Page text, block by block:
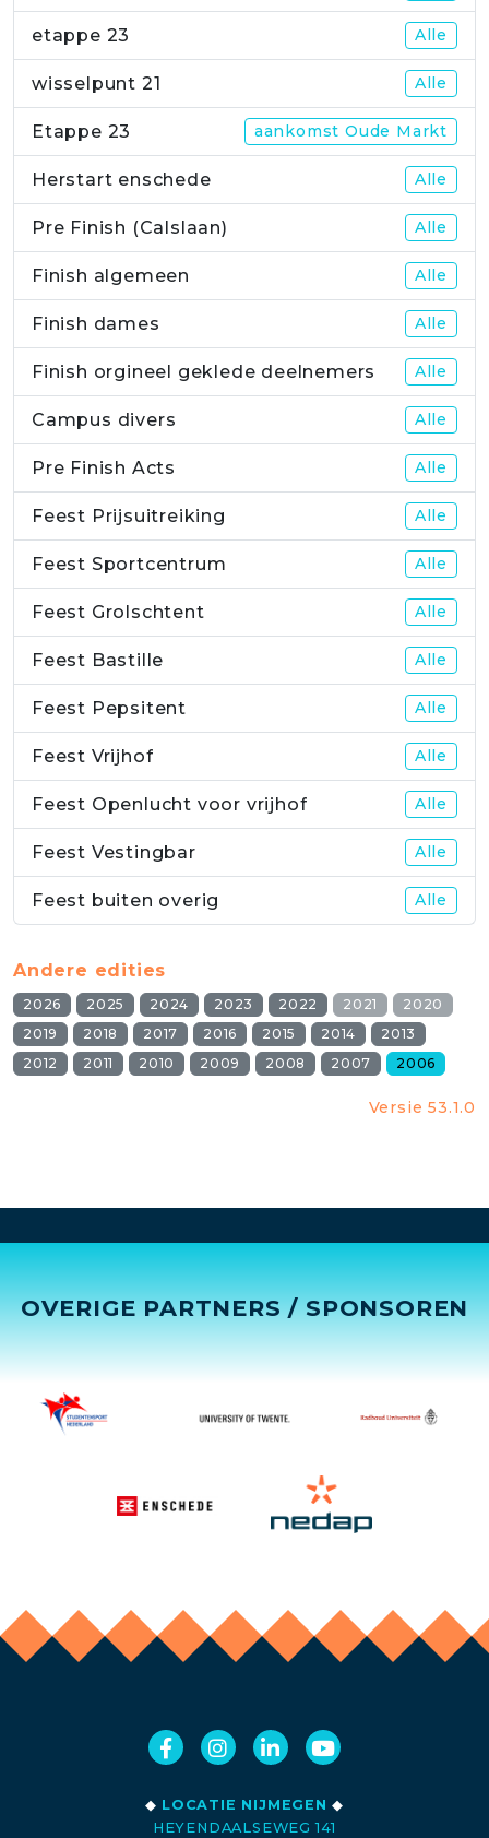
etappe 23 Alle
wisselpunt 21 Alle
Etappe 23 aankomst Oude Markt
Herstart enschede Alle
Pre Finish (Calslaan) Alle
Finish algemeen Alle
Finish dames Alle
Finish orgineel geklede deelnemers Alle
Campus divers Alle
Pre Finish Acts Alle
Feest Prijsuitreiking Alle
Feest Sportcentrum Alle
Feest Grolschtent Alle
Feest Bastille Alle
Feest Pepsitent Alle
Feest Vrijhof Alle
Feest Openlucht voor vrijhof Alle
Feest Vestingbar Alle
Feest buiten overig Alle
Andere edities
2026 2025 2024 2023 2022 2021
2020
2019
2018 2017 2016 2015 2014
2013
2012
2011 2010 2009 2008 2007 2006
Versie 53.1.0
OVERIGE PARTNERS / SPONSOREN
◆ LOCATIE NIJMEGEN ◆
HEYENDAALSEWEG 141